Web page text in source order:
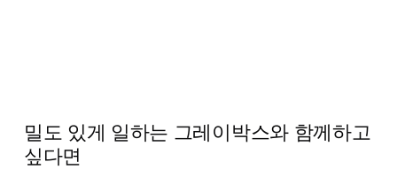
밀도 있게 일하는 그레이박스와 함께하고
싶다면